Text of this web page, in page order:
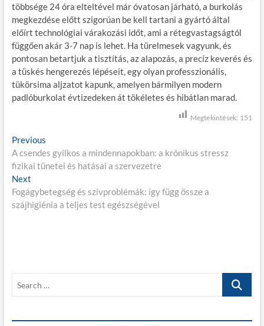
többsége 24 óra elteltével már óvatosan járható, a burkolás
megkezdése előtt szigorúan be kell tartani a gyártó által
előírt technológiai várakozási időt, ami a rétegvastagságtól
függően akár 3-7 nap is lehet. Ha türelmesek vagyunk, és
pontosan betartjuk a tisztítás, az alapozás, a precíz keverés és
a tüskés hengerezés lépéseit, egy olyan professzionális,
tükörsima aljzatot kapunk, amelyen bármilyen modern
padlóburkolat évtizedeken át tökéletes és hibátlan marad.
Megtekintések: 151
B
e
j
e
é
s
Previous
r
e
i
o
:
A csendes gyilkos a mindennapokban: a krónikus stressz
fizikai tünetei és hatásai a szervezetre
Next
e
x
:
Fogágybetegség és szívproblémák: így függ össze a
szájhigiénia a teljes test egészségével
r